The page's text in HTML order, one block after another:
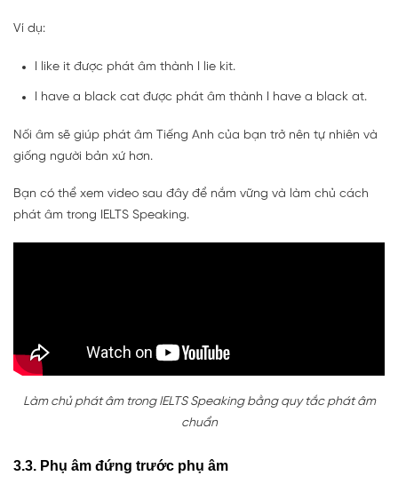
Ví dụ:
I like it được phát âm thành I lie kit.
I have a black cat được phát âm thành I have a black at.
Nối âm sẽ giúp phát âm Tiếng Anh của bạn trở nên tự nhiên và
giống người bản xứ hơn.
Bạn có thể xem video sau đây để nắm vững và làm chủ cách
phát âm trong IELTS Speaking.
Làm chủ phát âm trong IELTS Speaking bằng quy tắc phát âm
chuẩn
3.3. Phụ âm đứng trước phụ âm